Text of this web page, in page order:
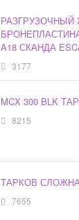
РАЗГРУЗОЧНЫЙ
A18 СКАНДА
3177
MCX 300 BLK
8215
ТАРКОВ
7655